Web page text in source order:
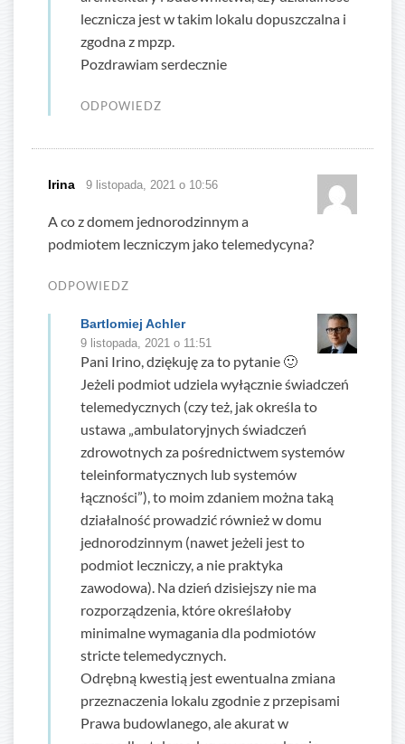
lecznicza jest w takim lokalu dopuszczalna i
zgodna z mpzp.
Pozdrawiam serdecznie
ODPOWIEDZ
Irina 9 listopada, 2021 o 10:56
A co z domem jednorodzinnym a
podmiotem leczniczym jako telemedycyna?
ODPOWIEDZ
Bartlomiej Achler
9 listopada, 2021 o 11:51
Pani Irino, dziękuję za to pytanie 🙂
Jeżeli podmiot udziela wyłącznie świadczeń
telemedycznych (czy też, jak określa to
ustawa „ambulatoryjnych świadczeń
zdrowotnych za pośrednictwem systemów
teleinformatycznych lub systemów
łączności”), to moim zdaniem można taką
działalność prowadzić również w domu
jednorodzinnym (nawet jeżeli jest to
podmiot leczniczy, a nie praktyka
zawodowa). Na dzień dzisiejszy nie ma
rozporządzenia, które określałoby
minimalne wymagania dla podmiotów
stricte telemedycznych.
Odrębną kwestią jest ewentualna zmiana
przeznaczenia lokalu zgodnie z przepisami
Prawa budowlanego, ale akurat w